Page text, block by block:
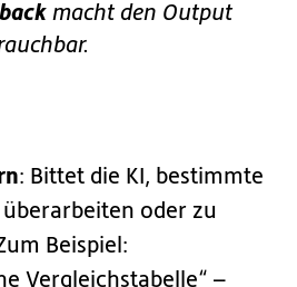
macht den Output
: Bittet die KI, bestimmte
oder zu
Beispiel:
Vergleichstabelle“ –